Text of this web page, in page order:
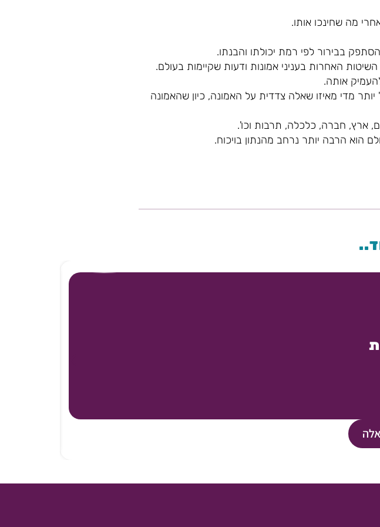
מה שחינכו אותו.
בבירור לפי רמת יכולתו והבנתו.
האחרות בעניני אמונות ודעות שקיימות בעולם.
אותה.
מדי מאיזו שאלה צדדית על האמונה, כיון שהאמונה
ארץ, חברה, כלכלה, תרבות וכו'.
הוא הרבה יותר נרחב מהנתון בויכוח.